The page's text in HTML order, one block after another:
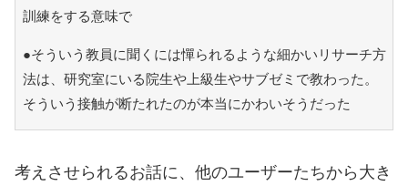
訓練をする意味で
●そういう教員に聞くには憚られるような細かいリサーチ方
法は、研究室にいる院生や上級生やサブゼミで教わった。
そういう接触が断たれたのが本当にかわいそうだった
考えさせられるお話に、他のユーザーたちから大き